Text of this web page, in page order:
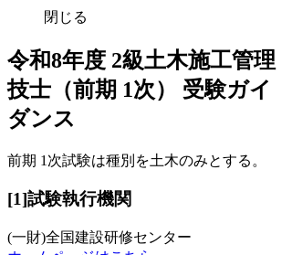
閉じる
令和8年度 2級土木施工管理
技士（前期 1次） 受験ガイ
ダンス
前期 1次試験は種別を土木のみとする。
[1]試験執行機関
(一財)全国建設研修センター